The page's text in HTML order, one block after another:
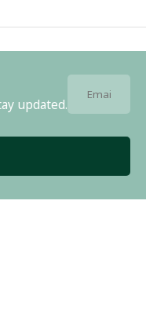
updated.